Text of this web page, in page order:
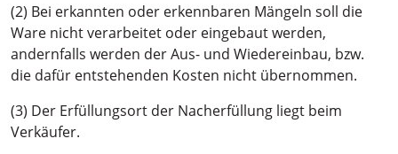
(2) Bei erkannten oder erkennbaren Mängeln soll die
Ware nicht verarbeitet oder eingebaut werden,
andernfalls werden der Aus- und Wiedereinbau, bzw.
die dafür entstehenden Kosten nicht übernommen.
(3) Der Erfüllungsort der Nacherfüllung liegt beim
Verkäufer.